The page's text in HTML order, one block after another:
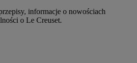
informacje o nowościach
o Le Creuset.